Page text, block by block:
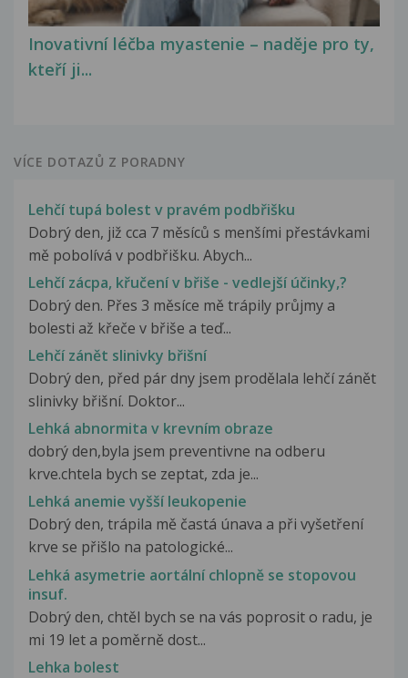
Inovativní léčba myastenie – naděje pro ty,
kteří ji...
VÍCE DOTAZŮ Z PORADNY
Lehčí tupá bolest v pravém podbřišku
Dobrý den, již cca 7 měsíců s menšími přestávkami
mě pobolívá v podbřišku. Abych...
Lehčí zácpa, křučení v břiše - vedlejší účinky,?
Dobrý den. Přes 3 měsíce mě trápily průjmy a
bolesti až křeče v břiše a teď...
Lehčí zánět slinivky břišní
Dobrý den, před pár dny jsem prodělala lehčí zánět
slinivky břišní. Doktor...
Lehká abnormita v krevním obraze
dobrý den,byla jsem preventivne na odberu
krve.chtela bych se zeptat, zda je...
Lehká anemie vyšší leukopenie
Dobrý den, trápila mě častá únava a při vyšetření
krve se přišlo na patologické...
Lehká asymetrie aortální chlopně se stopovou
insuf.
Dobrý den, chtěl bych se na vás poprosit o radu, je
mi 19 let a poměrně dost...
Lehka bolest